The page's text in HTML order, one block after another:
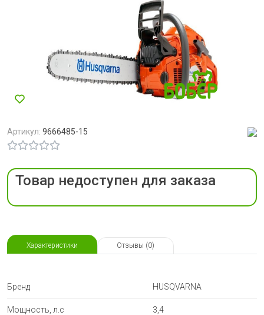
Артикул: 9666485-15
Товар недоступен для заказа
Характеристики Отзывы (0)
Бренд HUSQVARNA
Мощность, л.с 3,4